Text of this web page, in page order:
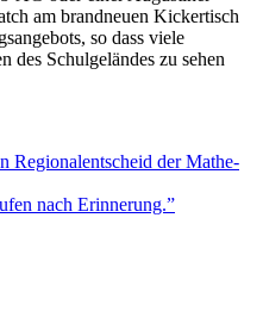
am brandneuen Kickertisch
so dass viele
des Schulgeländes zu sehen
Regionalentscheid der Mathe-
nach Erinnerung.”